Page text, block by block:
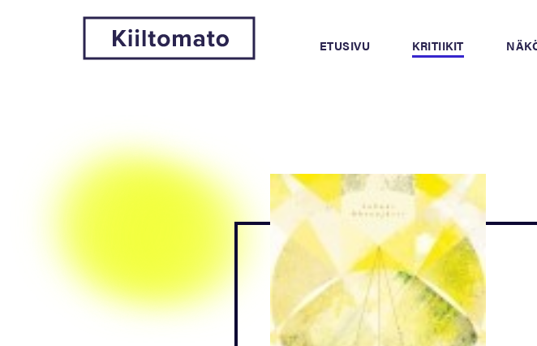
ETUSIVU KRITIIKIT